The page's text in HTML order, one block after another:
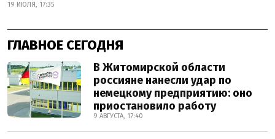
19 ИЮЛЯ, 17:35
ГЛАВНОЕ СЕГОДНЯ
В Житомирской области
россияне нанесли удар по
немецкому предприятию: оно
приостановило работу
9 АВГУСТА, 17:40